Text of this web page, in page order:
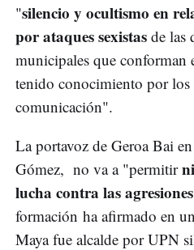
"silencio y ocultismo en
por ataques sexistas de las
municipales que conforman
tenido conocimiento por los
comunicación".
La portavoz de Geroa Bai
Gómez, no va a "permitirni
lucha contra las
formación ha afirmado en
Maya fue alcalde por UPN